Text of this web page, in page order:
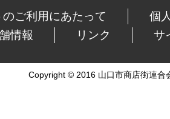
ご利用にあたって
個
情報
リンク サ
Copyright © 2016 山口市商店街連合